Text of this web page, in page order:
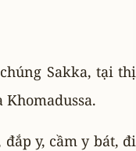
Sakka, tại thị
đắp y, cầm y bát, đi